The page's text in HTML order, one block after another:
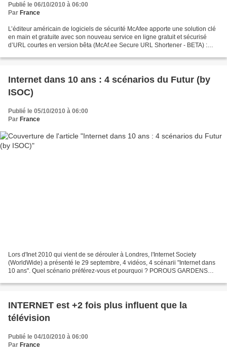
Publié le 06/10/2010 à 06:00
Par France
L’éditeur américain de logiciels de sécurité McAfee apporte une solution clé
en main et gratuite avec son nouveau service en ligne gratuit et sécurisé
d’URL courtes en version bêta (McAf.ee Secure URL Shortener - BETA) :
Internet dans 10 ans : 4 scénarios du Futur (by
ISOC)
Publié le 05/10/2010 à 06:00
Par France
Lors d'Inet 2010 qui vient de se dérouler à Londres, l'Internet Society
(WorldWide) a présenté le 29 septembre, 4 vidéos, 4 scénarii "Internet dans
10 ans". Quel scénario préférez-vous et pourquoi ? POROUS GARDENS
INTERNET est +2 fois plus influent que la
télévision
Publié le 04/10/2010 à 06:00
Par France